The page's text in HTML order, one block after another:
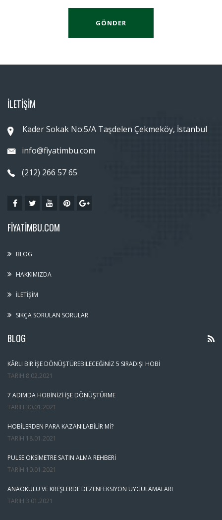
GÖNDER
İLETİŞİM
Kader Sokak No:5/A Taşdelen Çekmeköy, İstanbul
info@fiyatimbu.com
(212) 266 57 65
FIYATIMBU.COM
BLOG
HAKKIMIZDA
İLETIŞIM
SIKÇA SORULAN SORULAR
BLOG
KÂRLI BIR İŞE DÖNÜŞTÜREBILECEĞINIZ 5 SIRADIŞI HOBI
TARIH 8.02.2021
7 ADIMDA HOBINIZI İŞE DÖNÜŞTÜRME
TARIH 30.01.2021
HOBILERDEN PARA KAZANILABILIR MI?
TARIH 18.01.2021
PULSE OKSIMETRE SATIN ALMA REHBERI
TARIH 10.01.2021
ANAOKULU VE KREŞLERDE DEZENFEKSIYON UYGULAMALARI
TARIH 3.01.2021